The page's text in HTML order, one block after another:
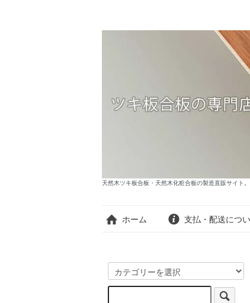
天然木ツキ板合板・天然木化粧合板の製造直販サイト
ホーム 支払・配送につ